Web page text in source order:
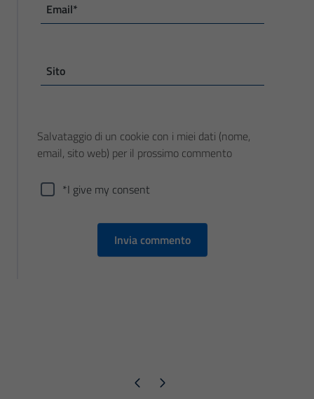
Email*
Sito
Salvataggio di un cookie con i miei dati (nome,
email, sito web) per il prossimo commento
*I give my consent
Pagina precedente
Pagina successiva